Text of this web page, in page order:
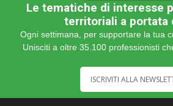
Le tematiche di interesse
territoriali a portata
Ogni settimana, per supportare la tua
Unisciti a oltre 35.100 professionisti
ISCRIVITI ALLA